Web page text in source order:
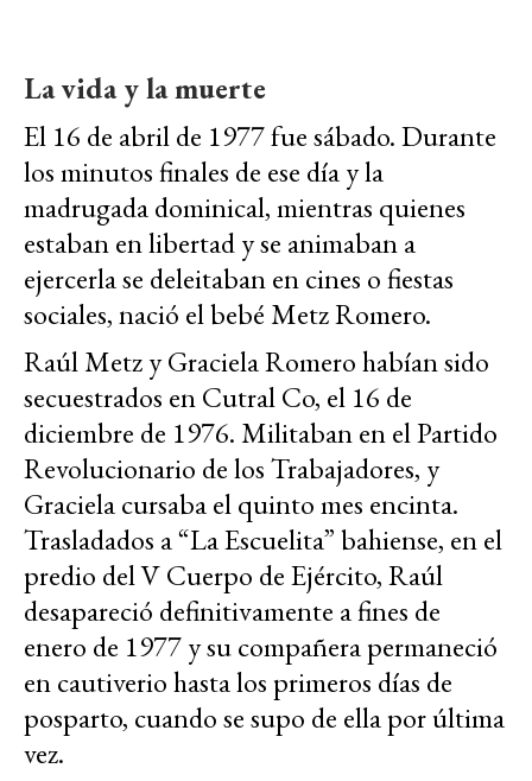
La vida y la muerte
El 16 de abril de 1977 fue sábado. Durante
los minutos finales de ese día y la
madrugada dominical, mientras quienes
estaban en libertad y se animaban a
ejercerla se deleitaban en cines o fiestas
sociales, nació el bebé Metz Romero.
Raúl Metz y Graciela Romero habían sido
secuestrados en Cutral Co, el 16 de
diciembre de 1976. Militaban en el Partido
Revolucionario de los Trabajadores, y
Graciela cursaba el quinto mes encinta.
Trasladados a “La Escuelita” bahiense, en el
predio del V Cuerpo de Ejército, Raúl
desapareció definitivamente a fines de
enero de 1977 y su compañera permaneció
en cautiverio hasta los primeros días de
posparto, cuando se supo de ella por última
vez.